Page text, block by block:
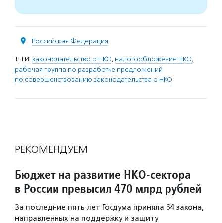
Российская Федерация
ТЕГИ: законодательство о НКО, налогообложение НКО,
рабочая группа по разработке предложений
по совершенствованию законодательства о НКО
РЕКОМЕНДУЕМ
Бюджет на развитие НКО-сектора
в России превысил 470 млрд рублей
За последние пять лет Госдума приняла 64 закона,
направленных на поддержку и защиту